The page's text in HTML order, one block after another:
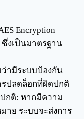
Encryption
ซึ่งเป็นมาตรฐาน
ามีระบบป้องกัน
รปลดล็อกที่ผิดปกติ
กติ: หากมีความ
าย ระบบจะส่งการ